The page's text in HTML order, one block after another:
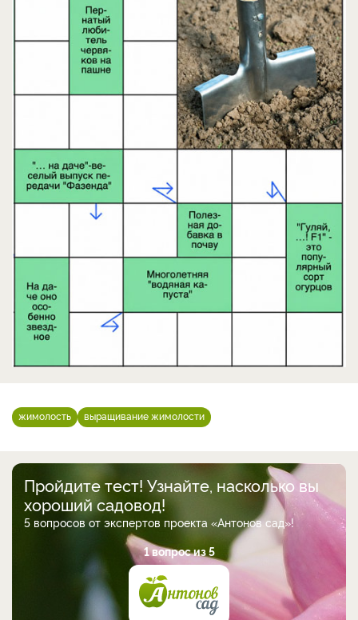
жимолость выращивание жимолости
Пройдите тест! Узнайте, насколько вы
хороший садовод!
5 вопросов от экспертов проекта «Антонов сад»!
1 вопрос из 5